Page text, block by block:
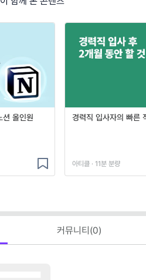
션 올인원
경력직 입사자의 빠른
아티클 · 11분 분량
커뮤니티(0)